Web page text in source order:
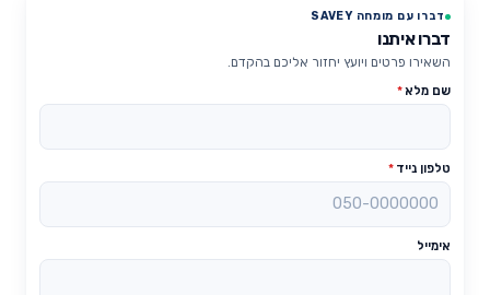
דברו עם מומחה SAVEY
דברו איתנו
השאירו פרטים ויועץ יחזור אליכם בהקדם.
שם מלא*
טלפון נייד *
אימייל